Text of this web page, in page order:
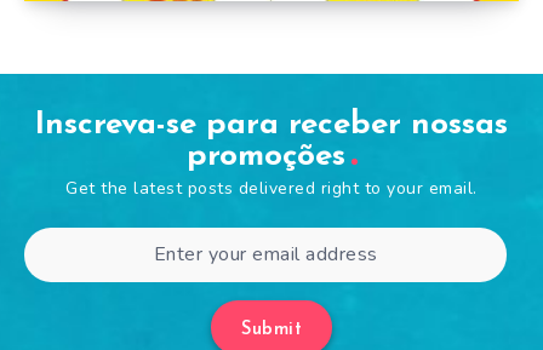
Inscreva-se para receber nossas
promoções
Get the latest posts delivered right to your email.
Submit